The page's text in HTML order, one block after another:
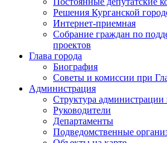
Решения Курганской
Интернет-приемная
Собрание граждан по
проектов
Глава города
Биография
Советы и комиссии при
Администрация
Структура администрации
Руководители
Департаменты
Подведомственные